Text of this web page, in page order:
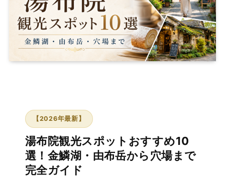
【2026年最新】
湯布院観光スポットおすすめ10
選！金鱗湖・由布岳から穴場まで
完全ガイド